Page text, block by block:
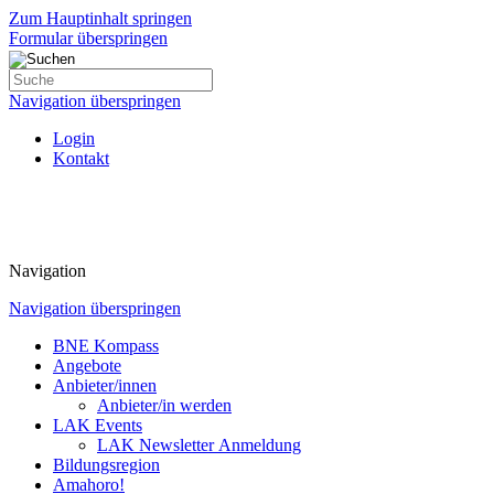
Zum Hauptinhalt springen
Formular überspringen
Navigation überspringen
Login
Kontakt
Navigation
Navigation überspringen
BNE Kompass
Angebote
Anbieter/innen
Anbieter/in werden
LAK Events
LAK Newsletter Anmeldung
Bildungsregion
Amahoro!